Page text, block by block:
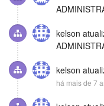
kelson
kelson
há mais de 7